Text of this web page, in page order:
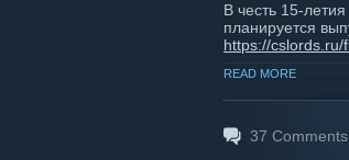
В честь 15-
планируется
https://cslords.ru/
Напоминаем,
зафиксировать
Интересно
READ MORE
37 Comments